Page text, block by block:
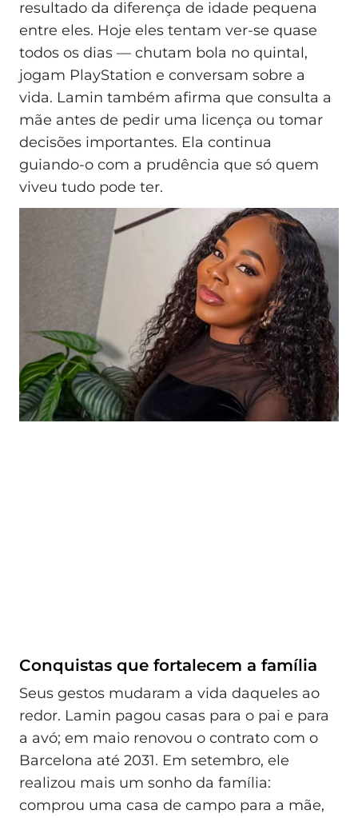
resultado da diferença de idade pequena
entre eles. Hoje eles tentam ver-se quase
todos os dias — chutam bola no quintal,
jogam PlayStation e conversam sobre a
vida. Lamin também afirma que consulta a
mãe antes de pedir uma licença ou tomar
decisões importantes. Ela continua
guiando-o com a prudência que só quem
viveu tudo pode ter.
Conquistas que fortalecem a família
Seus gestos mudaram a vida daqueles ao
redor. Lamin pagou casas para o pai e para
a avó; em maio renovou o contrato com o
Barcelona até 2031. Em setembro, ele
realizou mais um sonho da família:
comprou uma casa de campo para a mãe,